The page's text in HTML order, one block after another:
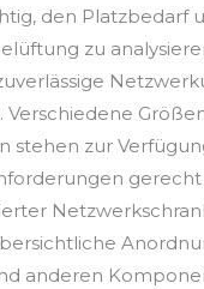
den Platzbedarf
zu
. Verschiedene
stehen zur
anderen